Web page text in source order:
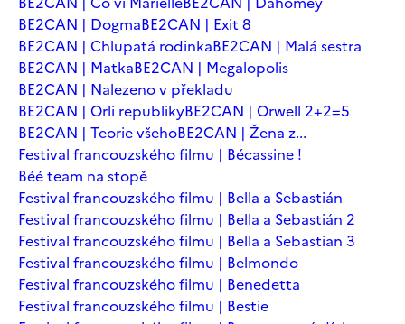
BE2CAN | DogmaBE2CAN | Exit 8
BE2CAN | Chlupatá rodinkaBE2CAN | Malá sestra
BE2CAN | MatkaBE2CAN | Megalopolis
BE2CAN | Nalezeno v překladu
BE2CAN | Orli republikyBE2CAN | Orwell 2+2=5
BE2CAN | Teorie všehoBE2CAN | Žena z...
Festival francouzského filmu | Bécassine !
Béé team na stopě
Festival francouzského filmu | Bella a Sebastián
Festival francouzského filmu | Bella a Sebastián 2
Festival francouzského filmu | Bella a Sebastian 3
Festival francouzského filmu | Belmondo
Festival francouzského filmu | Benedetta
Festival francouzského filmu | Bestie